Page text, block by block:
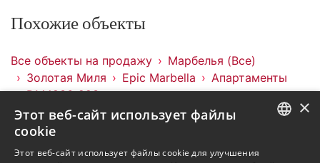
Похожие объекты
Все объекты на продажу
Марбелья (Все)
Золотая Миля
Epic Marbella
Апартаменты
DM4836-223
Объекты в Epic Marbella
×
Этот веб-сайт использует файлы
cookie
Этот веб-сайт использует файлы cookie для улучшения